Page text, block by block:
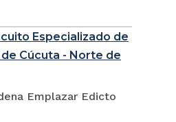
Especializado de
Cúcuta - Norte de
Emplazar Edicto